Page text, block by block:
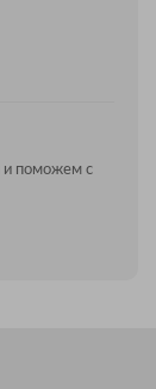
и поможем с